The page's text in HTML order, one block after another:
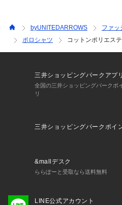
byUNITEDARROWS ファッ
ポロシャツ
コットンポリエス
三井ショッピングパークアプリ
全国の三井ショッピングパークポ
リ
三井ショッピングパークポイ
&mallデスク
ららぽーと受取なら送料無料
LINE公式アカウント